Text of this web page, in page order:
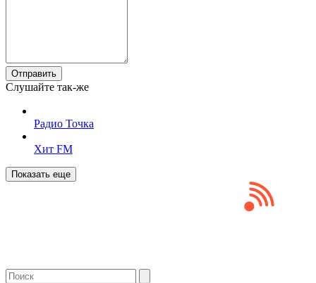
Отправить
Слушайте так-же
Радио Точка
Хит FM
Показать еще